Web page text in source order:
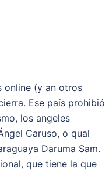
online (y an otros
Ese país prohibió
los angeles
Caruso, o qual
Daruma Sam.
que tiene la que